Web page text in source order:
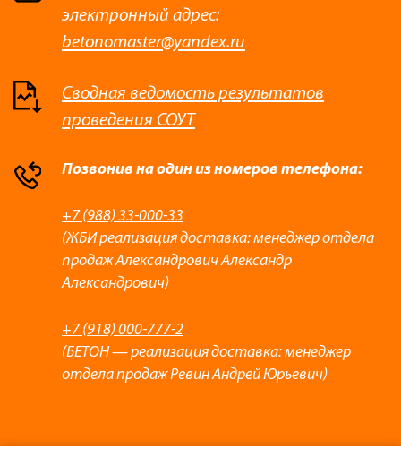
электронный адрес:
betonomaster@yandex.ru
Сводная ведомость результатов
проведения СОУТ
Позвонив на один из номеров телефона:
+7 (988) 33-000-33
(ЖБИ реализация доставка: менеджер отдела
продаж Александрович Александр
Александрович)
+7 (918) 000-777-2
(БЕТОН — реализация доставка: менеджер
отдела продаж Ревин Андрей Юрьевич)